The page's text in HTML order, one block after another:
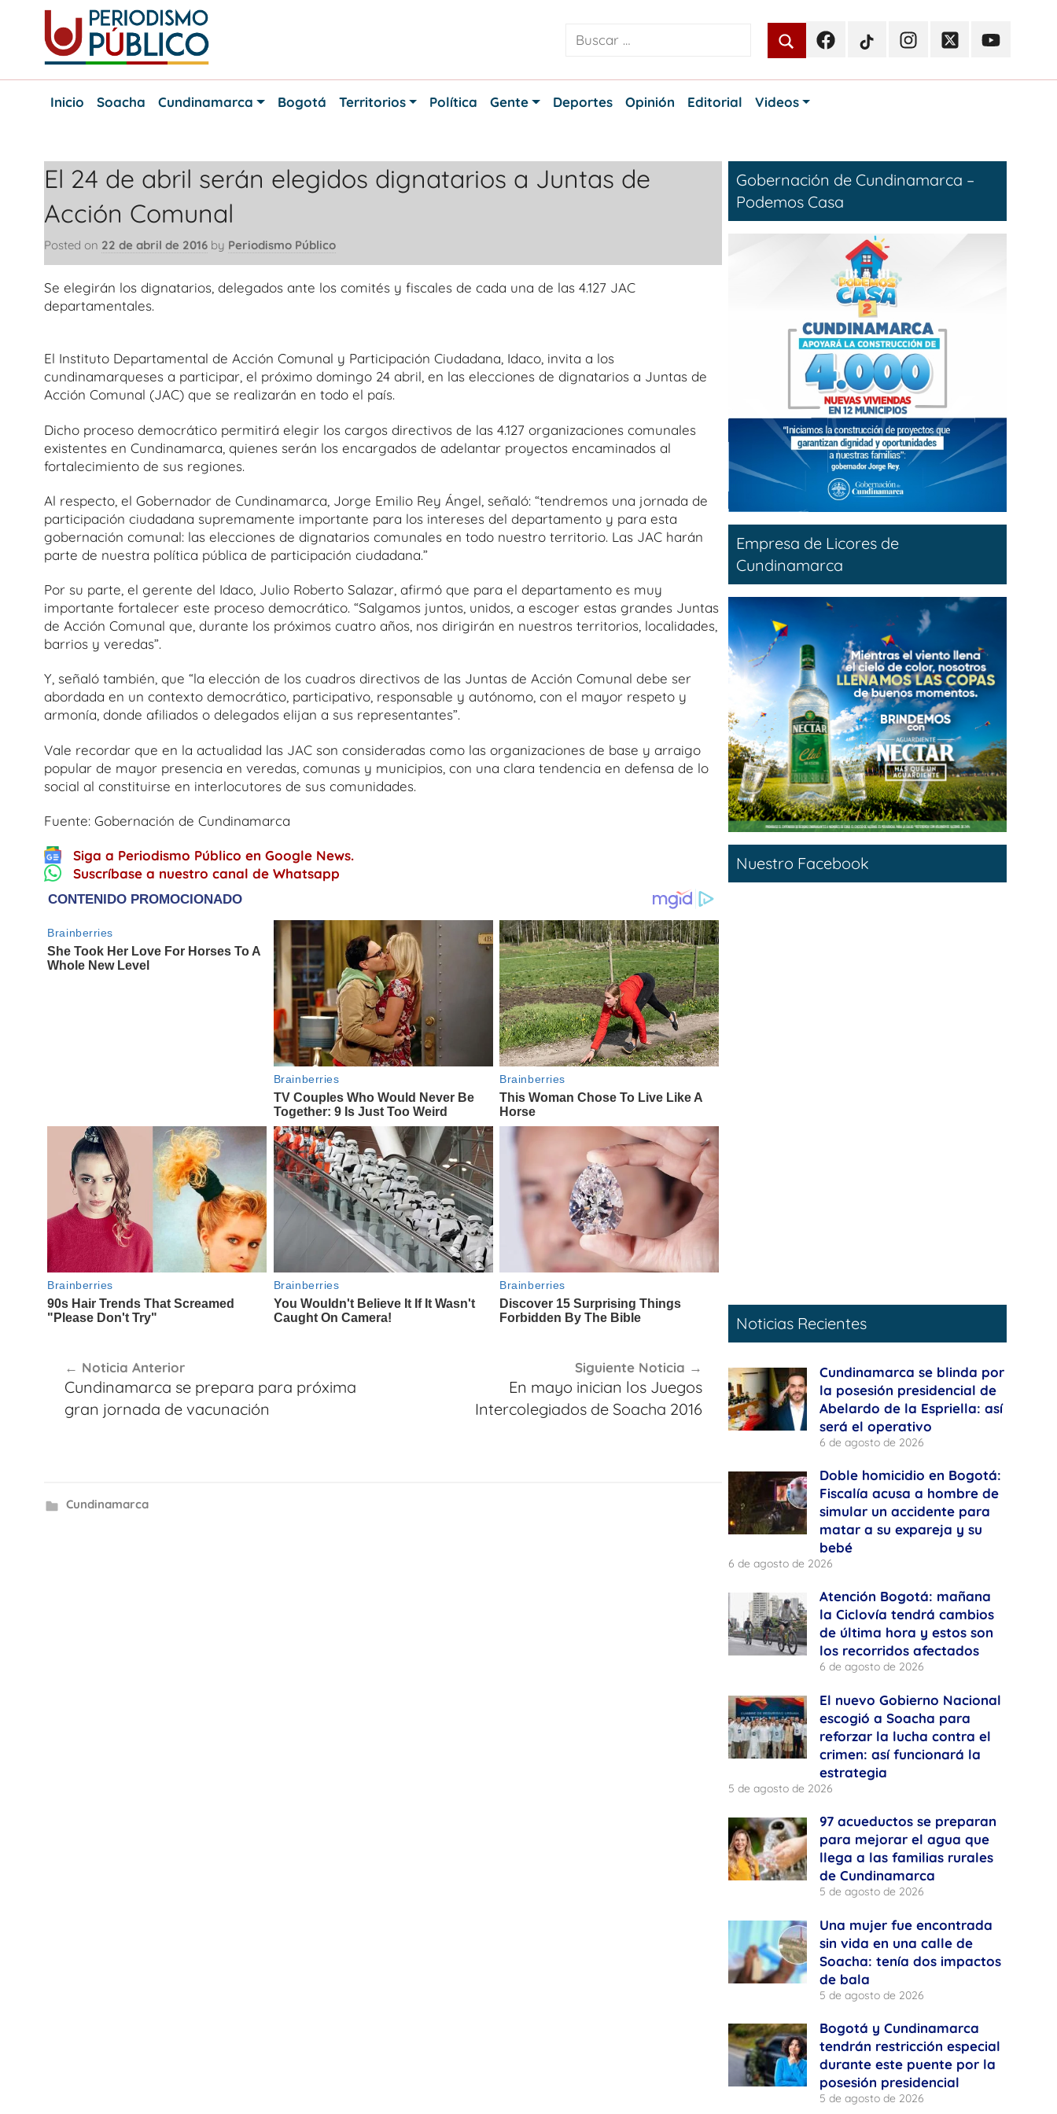
content
Periodismo
Noticias
Bogotá
y
FacebookTikTokInstagramTwitterYoutube
Inicio
Soacha Cundinamarca Bogotá Territorios Política Gente Deportes Opinión Editorial Videos
El 24 de abril serán elegidos dignatarios a Juntas de
Acción Comunal
Posted on 22 de abril de 2016 by Periodismo Público
Se elegirán los dignatarios, delegados ante los comités y fiscales de cada una de las 4.127 JAC
departamentales.
El Instituto Departamental de Acción Comunal y Participación Ciudadana, Idaco, invita a los
cundinamarqueses a participar, el próximo domingo 24 abril, en las elecciones de dignatarios a Juntas de
Acción Comunal (JAC) que se realizarán en todo el país.
Dicho proceso democrático permitirá elegir los cargos directivos de las 4.127 organizaciones comunales
existentes en Cundinamarca, quienes serán los encargados de adelantar proyectos encaminados al
fortalecimiento de sus regiones.
Al respecto, el Gobernador de Cundinamarca, Jorge Emilio Rey Ángel, señaló: “tendremos una jornada de
participación ciudadana supremamente importante para los intereses del departamento y para esta
gobernación comunal: las elecciones de dignatarios comunales en todo nuestro territorio. Las JAC harán
parte de nuestra política pública de participación ciudadana.”
Por su parte, el gerente del Idaco, Julio Roberto Salazar, afirmó que para el departamento es muy
importante fortalecer este proceso democrático. “Salgamos juntos, unidos, a escoger estas grandes Juntas
de Acción Comunal que, durante los próximos cuatro años, nos dirigirán en nuestros territorios, localidades,
barrios y veredas”.
Y, señaló también, que “la elección de los cuadros directivos de las Juntas de Acción Comunal debe ser
abordada en un contexto democrático, participativo, responsable y autónomo, con el mayor respeto y
armonía, donde afiliados o delegados elijan a sus representantes”.
Vale recordar que en la actualidad las JAC son consideradas como las organizaciones de base y arraigo
popular de mayor presencia en veredas, comunas y municipios, con una clara tendencia en defensa de lo
social al constituirse en interlocutores de sus comunidades.
Fuente: Gobernación de Cundinamarca
Siga a Periodismo Público en Google News.
Suscríbase a nuestro canal de Whatsapp
de
entradas
Noticia Anterior
Cundinamarca se prepara para próxima
gran jornada de vacunación
Siguiente Noticia
En mayo inician los Juegos
Intercolegiados de Soacha 2016
Cundinamarca
Gobernación de Cundinamarca –
Podemos Casa
Empresa de Licores de
Cundinamarca
Nuestro Facebook
Noticias Recientes
Cundinamarca se blinda por
la posesión presidencial de
Abelardo de la Espriella: así
será el operativo
6 de agosto de 2026
Doble homicidio en Bogotá:
Fiscalía acusa a hombre de
simular un accidente para
matar a su expareja y su
bebé
6 de agosto de 2026
Atención Bogotá: mañana
la Ciclovía tendrá cambios
de última hora y estos son
los recorridos afectados
6 de agosto de 2026
El nuevo Gobierno Nacional
escogió a Soacha para
reforzar la lucha contra el
crimen: así funcionará la
estrategia
5 de agosto de 2026
97 acueductos se preparan
para mejorar el agua que
llega a las familias rurales
de Cundinamarca
5 de agosto de 2026
Una mujer fue encontrada
sin vida en una calle de
Soacha: tenía dos impactos
de bala
5 de agosto de 2026
Bogotá y Cundinamarca
tendrán restricción especial
durante este puente por la
posesión presidencial
5 de agosto de 2026